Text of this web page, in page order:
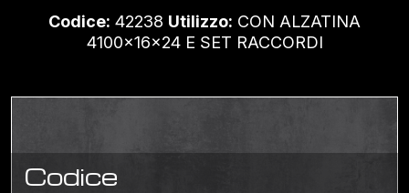
Codice: 42238 Utilizzo: CON ALZATINA
4100x16x24 E SET RACCORDI
Codice